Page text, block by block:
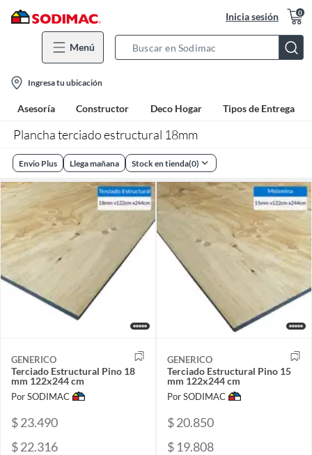
Inicia sesión 0
Menú
Bar
location-
icon
Ingresa tu ubicación
Asesoría Constructor Deco Hogar Tipos de Entrega
Plancha terciado estructural 18mm
Envio Plus Llega mañana Stock en tienda(0)
GENERICO
Terciado Estructural Pino 18
mm 122x244 cm
Por SODIMAC
$ 23.490
$ 22.316
GENERICO
Terciado Estructural Pino 15
mm 122x244 cm
Por SODIMAC
$ 20.850
$ 19.808